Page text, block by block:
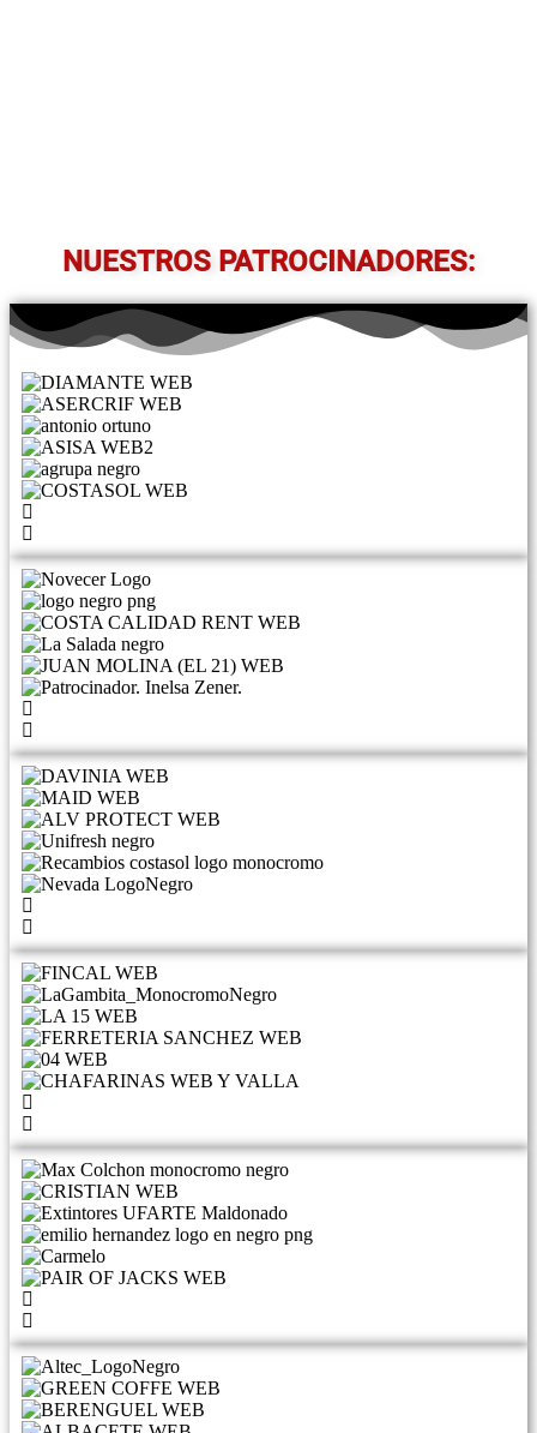
NUESTROS PATROCINADORES: